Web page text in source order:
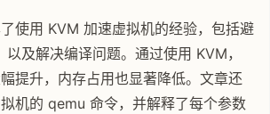
使用 KVM 加速虚拟机的经验，包括避
及解决编译问题。通过使用 KVM，
提升，内存占用也显著降低。文章还
机的 qemu 命令，并解释了每个参数